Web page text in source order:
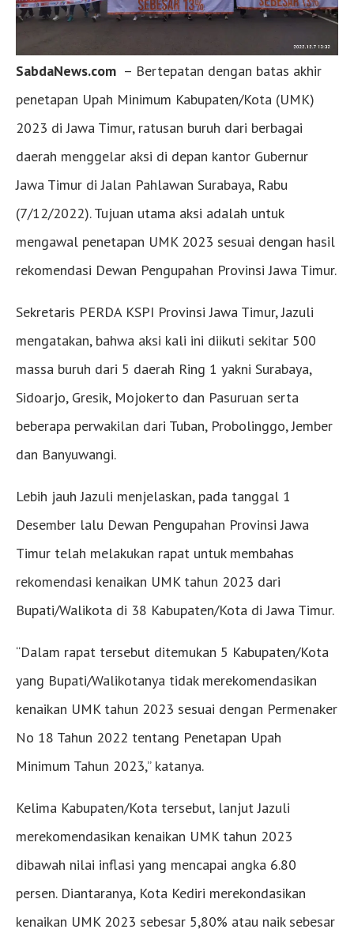
SabdaNews.com – Bertepatan dengan batas akhir
penetapan Upah Minimum Kabupaten/Kota (UMK)
2023 di Jawa Timur, ratusan buruh dari berbagai
daerah menggelar aksi di depan kantor Gubernur
Jawa Timur di Jalan Pahlawan Surabaya, Rabu
(7/12/2022). Tujuan utama aksi adalah untuk
mengawal penetapan UMK 2023 sesuai dengan hasil
rekomendasi Dewan Pengupahan Provinsi Jawa Timur.
Sekretaris PERDA KSPI Provinsi Jawa Timur, Jazuli
mengatakan, bahwa aksi kali ini diikuti sekitar 500
massa buruh dari 5 daerah Ring 1 yakni Surabaya,
Sidoarjo, Gresik, Mojokerto dan Pasuruan serta
beberapa perwakilan dari Tuban, Probolinggo, Jember
dan Banyuwangi.
Lebih jauh Jazuli menjelaskan, pada tanggal 1
Desember lalu Dewan Pengupahan Provinsi Jawa
Timur telah melakukan rapat untuk membahas
rekomendasi kenaikan UMK tahun 2023 dari
Bupati/Walikota di 38 Kabupaten/Kota di Jawa Timur.
“Dalam rapat tersebut ditemukan 5 Kabupaten/Kota
yang Bupati/Walikotanya tidak merekomendasikan
kenaikan UMK tahun 2023 sesuai dengan Permenaker
No 18 Tahun 2022 tentang Penetapan Upah
Minimum Tahun 2023,” katanya.
Kelima Kabupaten/Kota tersebut, lanjut Jazuli
merekomendasikan kenaikan UMK tahun 2023
dibawah nilai inflasi yang mencapai angka 6.80
persen. Diantaranya, Kota Kediri merekondasikan
kenaikan UMK 2023 sebesar 5,80% atau naik sebesar